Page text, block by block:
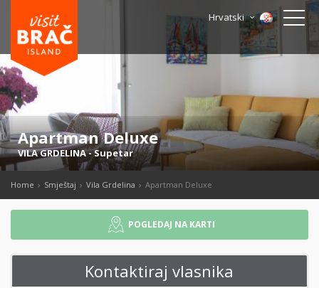
Hrvatski
Apartman Deluxe
VILA GRDELINA-Supetar
Home Smještaj Vila Grdelina Apartman Deluxe
POGLEDAJ NA KARTI
Kontaktiraj vlasnika